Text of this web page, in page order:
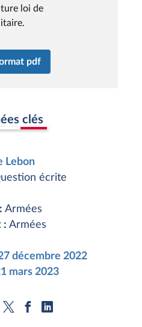
loi de
pdf
clés
Lebon
écrite
Armées
: Armées
décembre 2022
mars 2023